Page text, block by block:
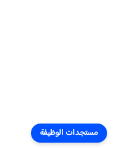
مستجدات الوظيفة